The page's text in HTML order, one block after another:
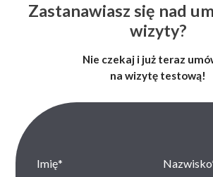
Zastanawiasz się nad
wizyty?
Nie czekaj i już teraz
na wizytę testową!